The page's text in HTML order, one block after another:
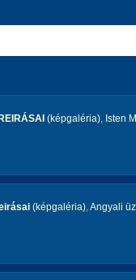
(képgaléria), Isten
(képgaléria),Angyali